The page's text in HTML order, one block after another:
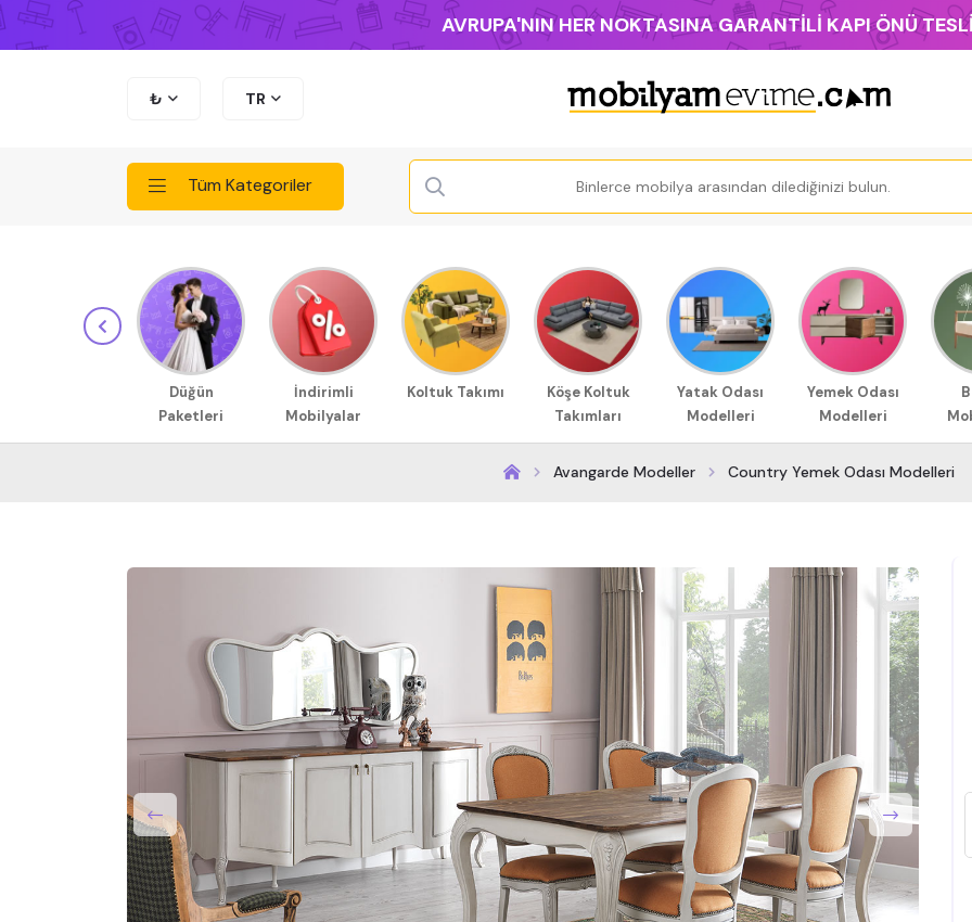
AVRUPA'NIN HER NOKTASINA GARANTİLİ KAPI ÖNÜ
₺ TR
Tüm Kategoriler
Düğün
Paketleri
İndirimli
Mobilyalar
Koltuk Takımı
Köşe Koltuk
Takımları
Yatak Odası
Modelleri
Yemek Odası
Modelleri
Avangarde Modeller Country Yemek Odası Modelleri